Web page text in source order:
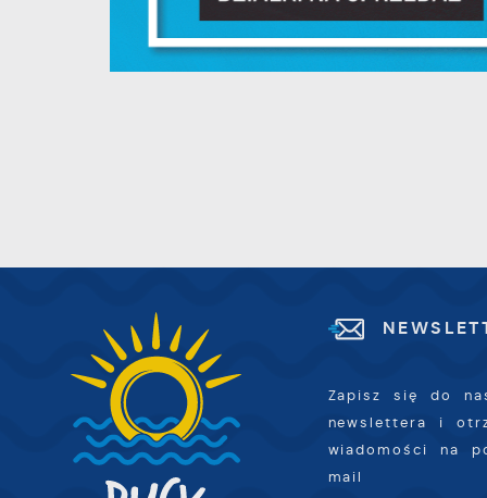
Zapisz się do
newslettera i
wiadomości na
mail